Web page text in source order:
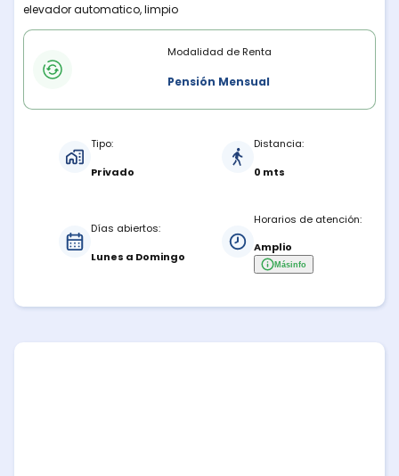
elevador automatico, limpio
Modalidades de rentaModalidad de Renta
Pensión Mensual
Tipo:
Privado
Distancia:
0 mts
Días abiertos:
Lunes a Domingo
Horarios de atención:
Amplio
Másinfo